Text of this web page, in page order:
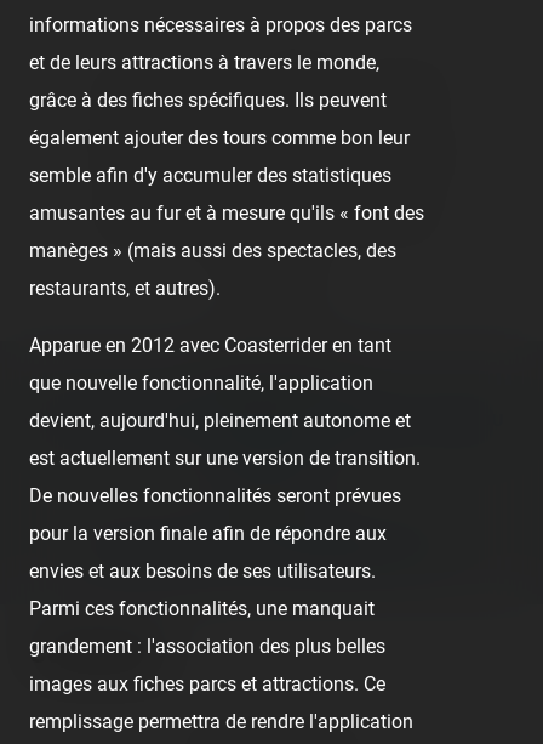
Fiesta
🤮 Sick ❤️ Supportive 🙏 Thankful
Previous post:
‹ KING (KARL VANCRAEYENEST) ONRIDE - FOIRE DU
TRÔNE 2022
Comments
informations nécessaires à propos des parcs
et de leurs attractions à travers le monde,
grâce à des fiches spécifiques. Ils peuvent
également ajouter des tours comme bon leur
semble afin d'y accumuler des statistiques
amusantes au fur et à mesure qu'ils « font des
manèges » (mais aussi des spectacles, des
restaurants, et autres).
Apparue en 2012 avec Coasterrider en tant
que nouvelle fonctionnalité, l'application
devient, aujourd'hui, pleinement autonome et
est actuellement sur une version de transition.
De nouvelles fonctionnalités seront prévues
pour la version finale afin de répondre aux
envies et aux besoins de ses utilisateurs.
Parmi ces fonctionnalités, une manquait
grandement : l'association des plus belles
images aux fiches parcs et attractions. Ce
remplissage permettra de rendre l'application